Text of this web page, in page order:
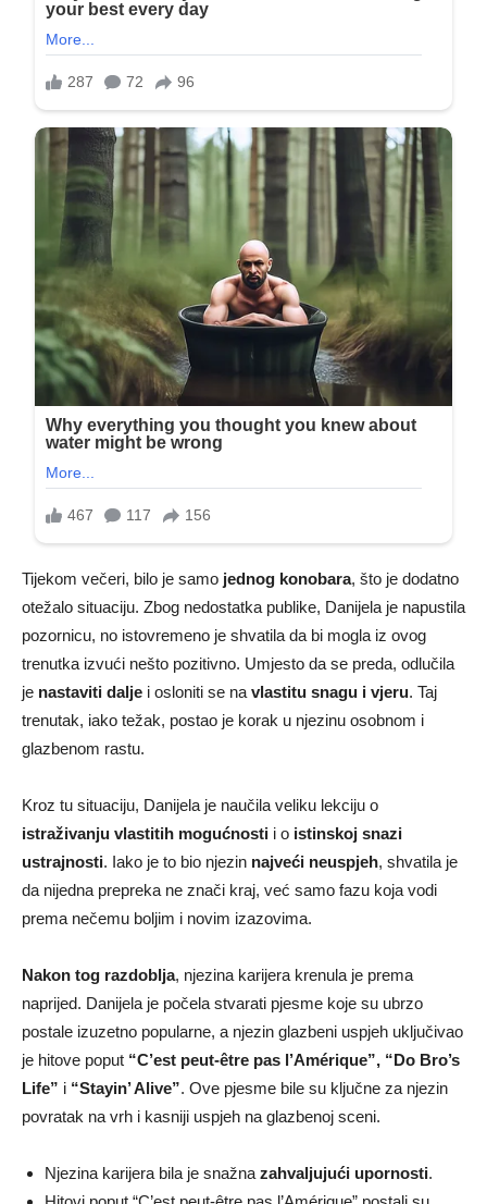
Tijekom večeri, bilo je samo jednog konobara, što je dodatno
otežalo situaciju. Zbog nedostatka publike, Danijela je napustila
pozornicu, no istovremeno je shvatila da bi mogla iz ovog
trenutka izvući nešto pozitivno. Umjesto da se preda, odlučila
je nastaviti dalje i osloniti se na vlastitu snagu i vjeru. Taj
trenutak, iako težak, postao je korak u njezinu osobnom i
glazbenom rastu.
Kroz tu situaciju, Danijela je naučila veliku lekciju o
istraživanju vlastitih mogućnosti i o istinskoj snazi
ustrajnosti. Iako je to bio njezin najveći neuspjeh, shvatila je
da nijedna prepreka ne znači kraj, već samo fazu koja vodi
prema nečemu boljim i novim izazovima.
Nakon tog razdoblja, njezina karijera krenula je prema
naprijed. Danijela je počela stvarati pjesme koje su ubrzo
postale izuzetno popularne, a njezin glazbeni uspjeh uključivao
je hitove poput “C’est peut-être pas l’Amérique”, “Do Bro’s
Life” i “Stayin’ Alive”. Ove pjesme bile su ključne za njezin
povratak na vrh i kasniji uspjeh na glazbenoj sceni.
Njezina karijera bila je snažna zahvaljujući upornosti.